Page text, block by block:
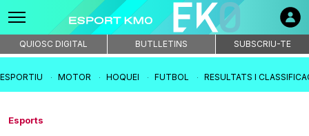
QUIOSC DIGITAL BUTLLETINS SUBSCRIU-TE
MOTOR HOQUEI FUTBOL RESULTATS I
Esports